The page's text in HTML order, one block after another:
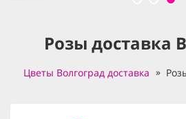
Розы доставка
Цветы Волгоград доставка